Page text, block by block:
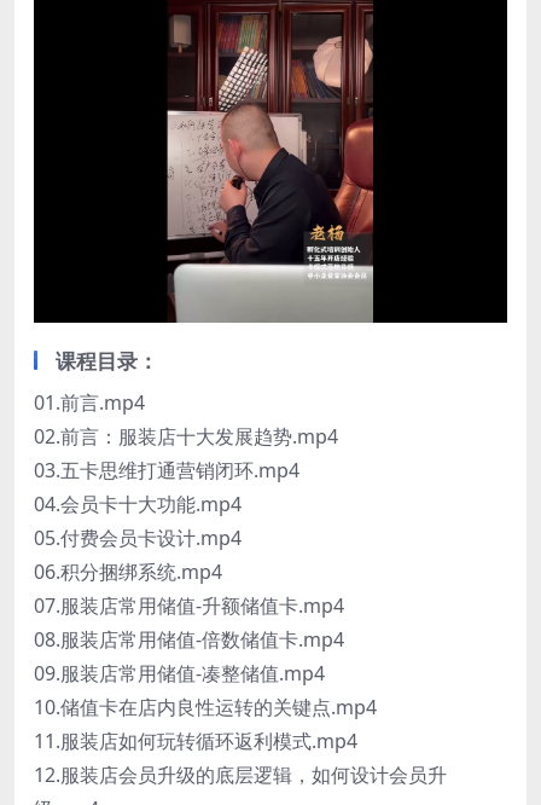
课程目录：
01.前言.mp4
02.前言：服装店十大发展趋势.mp4
03.五卡思维打通营销闭环.mp4
04.会员卡十大功能.mp4
05.付费会员卡设计.mp4
06.积分捆绑系统.mp4
07.服装店常用储值-升额储值卡.mp4
08.服装店常用储值-倍数储值卡.mp4
09.服装店常用储值-凑整储值.mp4
10.储值卡在店内良性运转的关键点.mp4
11.服装店如何玩转循环返利模式.mp4
12.服装店会员升级的底层逻辑，如何设计会员升